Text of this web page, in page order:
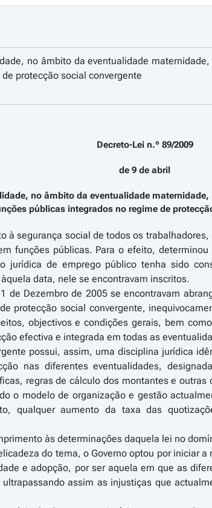
no âmbito da eventualidade
protecção social convergente
Decreto-Lei n.º 89/2009
de 9 de abril
no âmbito da eventualidade
públicas integrados no regime de
à segurança social de todos os
funções públicas. Para o efeito,
jurídica de emprego público tenha sido
data, nele se encontravam inscritos.
de Dezembro de 2005 se encontravam
protecção social convergente,
objectivos e condições gerais, bem
efectiva e integrada em todas as
possui, assim, uma disciplina jurídica
nas diferentes eventualidades,
regras de cálculo dos montantes e
o modelo de organização e gestão
qualquer aumento da taxa das
às determinações daquela lei no
do tema, o Governo optou por iniciar
e adopção, por ser aquela em que as
assim as injustiças que